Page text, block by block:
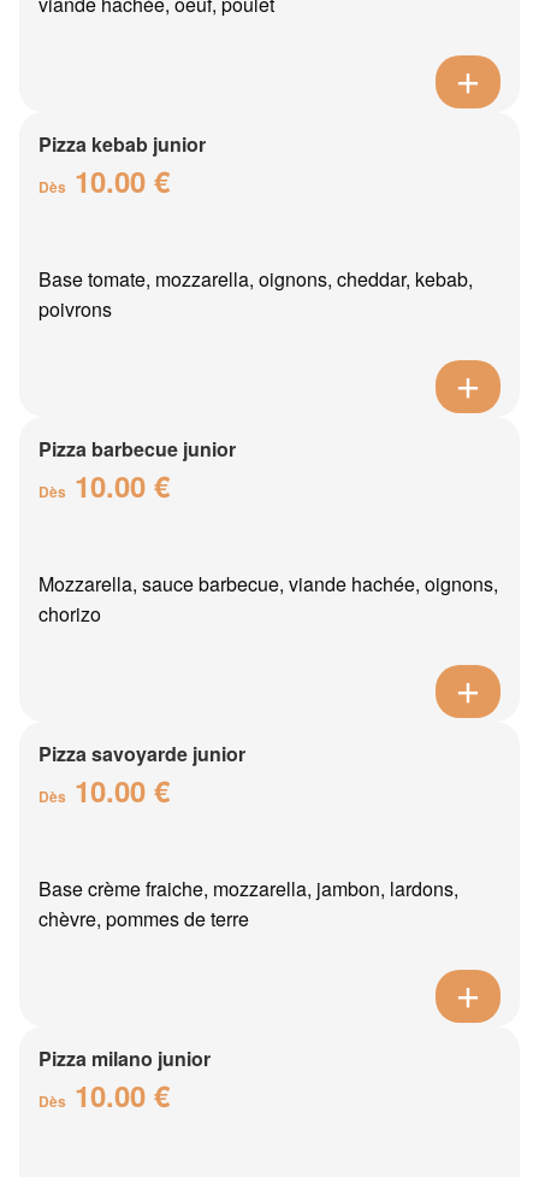
Pizza kebab junior
Dès 10.00 €
Base tomate, mozzarella, oignons, cheddar, kebab,
poivrons
Pizza barbecue junior
Dès 10.00 €
Mozzarella, sauce barbecue, viande hachée, oignons,
chorizo
Pizza savoyarde junior
Dès 10.00 €
Base crème fraiche, mozzarella, jambon, lardons,
chèvre, pommes de terre
Pizza milano junior
Dès 10.00 €